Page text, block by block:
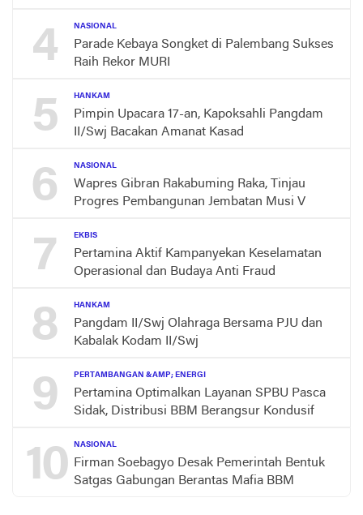
4 NASIONAL
Parade Kebaya Songket di Palembang Sukses
Raih Rekor MURI
5 HANKAM
Pimpin Upacara 17-an, Kapoksahli Pangdam
II/Swj Bacakan Amanat Kasad
6 NASIONAL
Wapres Gibran Rakabuming Raka, Tinjau
Progres Pembangunan Jembatan Musi V
7 EKBIS
Pertamina Aktif Kampanyekan Keselamatan
Operasional dan Budaya Anti Fraud
8 HANKAM
Pangdam II/Swj Olahraga Bersama PJU dan
Kabalak Kodam II/Swj
9 PERTAMBANGAN &AMP; ENERGI
Pertamina Optimalkan Layanan SPBU Pasca
Sidak, Distribusi BBM Berangsur Kondusif
10 NASIONAL
Firman Soebagyo Desak Pemerintah Bentuk
Satgas Gabungan Berantas Mafia BBM